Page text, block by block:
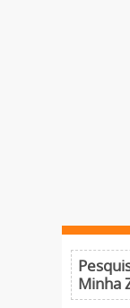
Minha